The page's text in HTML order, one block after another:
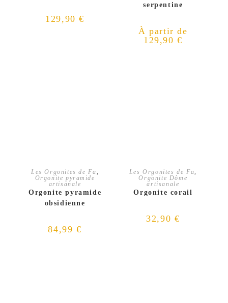
129,90€
serpentine
À partir de
129,90€
AJOUTER AU PANIER
Les Orgonites de Fa,
Orgonite pyramide
artisanale
Orgonite pyramide
obsidienne
84,99€
AJOUTER AU PANIER
Les Orgonites de Fa,
Orgonite Dôme
artisanale
Orgonite corail
32,90 €